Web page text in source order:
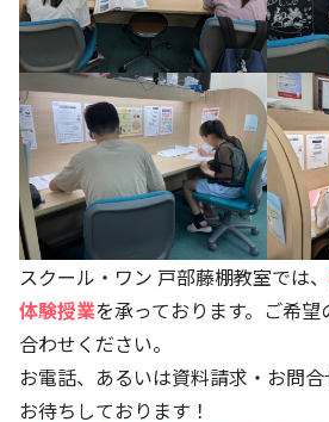
スクール・ワン 戸部藤棚教室では、
体験授業を承っております。ご希
合わせください。
お電話、あるいは資料請求・お問
お待ちしております！